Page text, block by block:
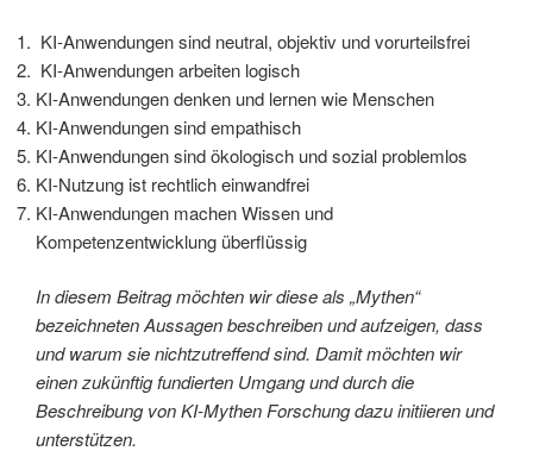
KI-Anwendungen sind neutral, objektiv und vorurteilsfrei
KI-Anwendungen arbeiten logisch
KI-Anwendungen denken und lernen wie Menschen
KI-Anwendungen sind empathisch
KI-Anwendungen sind ökologisch und sozial problemlos
KI-Nutzung ist rechtlich einwandfrei
KI-Anwendungen machen Wissen und
Kompetenzentwicklung überflüssig
In diesem Beitrag möchten wir diese als „Mythen“
bezeichneten Aussagen beschreiben und aufzeigen, dass
und warum sie nichtzutreffend sind. Damit möchten wir
einen zukünftig fundierten Umgang und durch die
Beschreibung von KI-Mythen Forschung dazu initiieren und
unterstützen.